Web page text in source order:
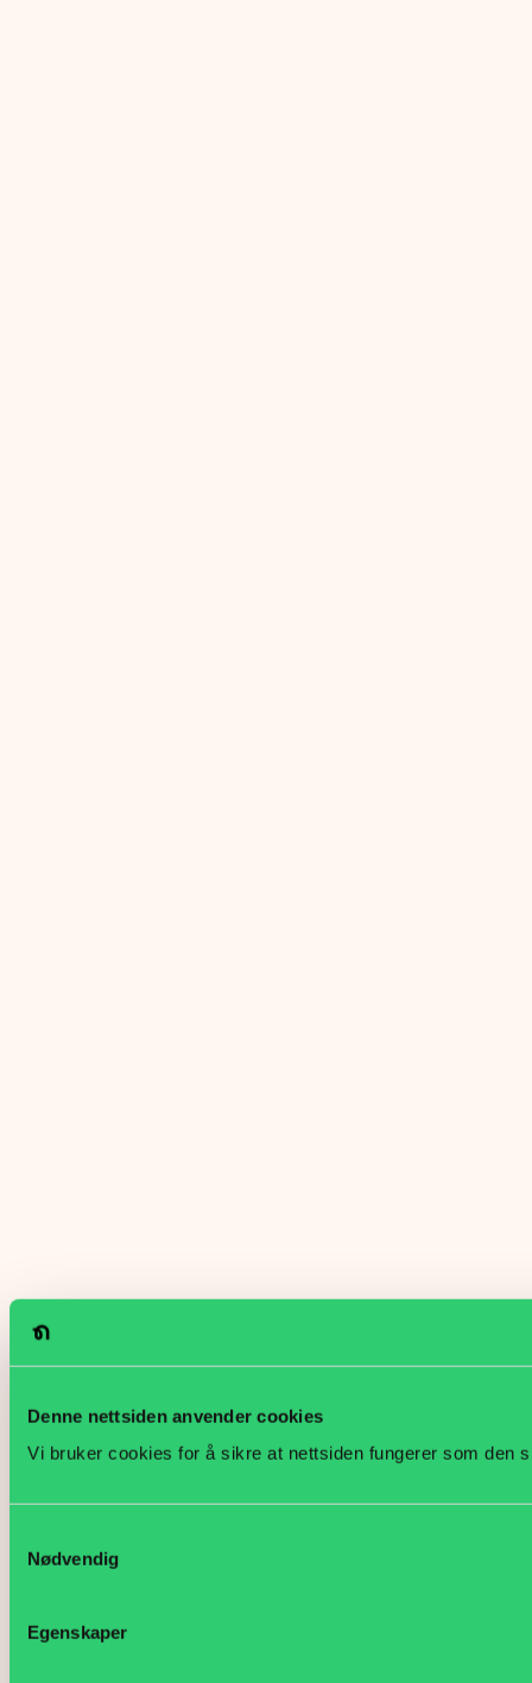
Denne nettsiden anvender cookies
Vi bruker cookies for å sikre at nettsiden fungerer som den
Nødvendig
Egenskaper